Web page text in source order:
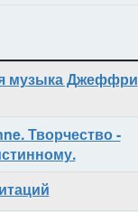
музыка Джеффри
Творчество -